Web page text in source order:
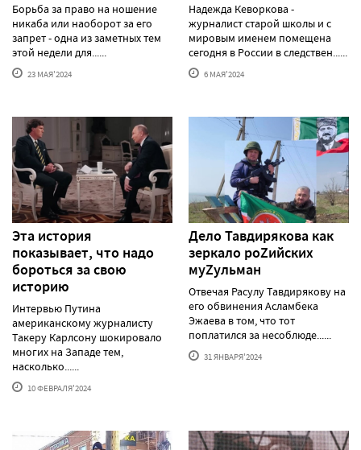
Борьба за право на ношение
никаба или наоборот за его
запрет - одна из заметных тем
этой недели для......
23 МАЯ'2024
Надежда Кеворкова -
журналист старой школы и с
мировым именем помещена
сегодня в России в следствен......
6 МАЯ'2024
Эта история
показывает, что надо
бороться за свою
историю
Интервью Путина
американскому журналисту
Такеру Карлсону шокировало
многих на Западе тем,
насколько......
10 ФЕВРАЛЯ'2024
Дело Тавдирякова как
зеркало роZийских
муZульман
Отвечая Расулу Тавдирякову на
его обвинения Асламбека
Эжаева в том, что тот
поплатился за несоблюде......
31 ЯНВАРЯ'2024